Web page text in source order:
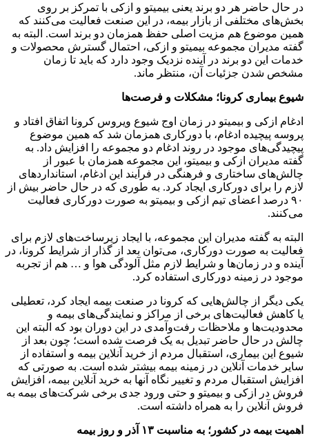
در حال حاضر هر دو برند یعنی بیمیتو و ازکی با تمرکز بر روی
بخش‌های مختلفی از بازار بیمه، در این صنعت فعالیت می‌کنند که
همین موضوع هم مزیت اصلی حفظ همزمان دو برند است. البته به
گفته مدیران مجموعه بیمیتو و ازکی، احتمال گسترش محصولات و
خدمات این دو برند در آینده نزدیک وجود دارد که باید تا زمان
مشخص شدن جزئیات آن، منتظر ماند.
شیوع بیماری کرونا؛ مشکلات و فرصت‌ها
ادغام ازکی و بیمیتو در زمان اوج شیوع ویروس کرونا اتفاق افتاد و
پروسه‌ پیچیده‌ ادغام، با دورکاری همزمان شد که همین موضوع
پیچیدگی‌های موجود در روند ادغام دو مجموعه را افزایش داد. به
گفته مدیران ازکی و بیمیتو، این مجموعه همزمان با عبور از
چالش‌های ساختاری و فرهنگی در فرآیند این ادغام، استانداردهای
لازم را برای دورکاری ایجاد کرد. به طوری که در حال حاضر بیش از
۹۰ درصد اعضای تیم ازکی و بیمیتو به صورت دورکاری فعالیت
می‌کنند.
البته به گفته مدیران این مجموعه، با ایجاد زیرساخت‌های لازم برای
فعالیت به صورت دورکاری، می‌توان بعد از گذار از شرایط کرونا، در
آینده و در زمان‌ها و شرایط لازم مثل آلودگی هوا و … هم از تجربه
موجود در زمینه دورکاری استفاده کرد.
یکی دیگر از چالش‌هایی که کرونا در صنعت بیمه ایجاد کرد، تعطیلی
یا کاهش فعالیت‌های برخی از مراکز و نمایندگی‌های بیمه و
محدودیت‌ها و ملاحظات رفت‌و‌آمدی در این دوران بود که البته این
چالش در حال حاضر تبدیل به یک فرصت شده است؛ چون بعد از
شیوع این بیماری، استقبال مردم از خرید آنلاین بیمه و استفاده از
سایر خدمات آنلاین در زمینه بیمه بیشتر شده است. به صورتی که
افزایش استقبال مردم و تغییر نگاه آنها به خرید آنلاین بیمه، افزایش
فروش در ازکی و بیمیتو و حتی ورود جدی برخی شرکت‌های بیمه به
فروش آنلاین را به همراه داشته است.
اهمیت بیمه در کشور؛ به مناسبت ۱۳ آذر و روز بیمه